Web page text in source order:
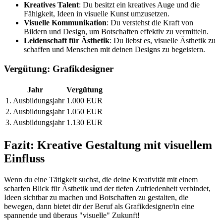
Kreatives Talent: Du besitzt ein kreatives Auge und die
Fähigkeit, Ideen in visuelle Kunst umzusetzen.
Visuelle Kommunikation: Du verstehst die Kraft von
Bildern und Design, um Botschaften effektiv zu vermitteln.
Leidenschaft für Ästhetik: Du liebst es, visuelle Ästhetik zu
schaffen und Menschen mit deinen Designs zu begeistern.
Vergütung: Grafikdesigner
Jahr
Vergütung
1. Ausbildungsjahr 1.000 EUR
2. Ausbildungsjahr 1.050 EUR
3. Ausbildungsjahr 1.130 EUR
Fazit: Kreative Gestaltung mit visuellem
Einfluss
Wenn du eine Tätigkeit suchst, die deine Kreativität mit einem
scharfen Blick für Ästhetik und der tiefen Zufriedenheit verbindet,
Ideen sichtbar zu machen und Botschaften zu gestalten, die
bewegen, dann bietet dir der Beruf als Grafikdesigner/in eine
spannende und überaus "visuelle" Zukunft!